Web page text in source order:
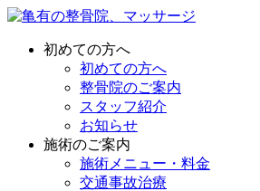
初めての方へ
初めての方へ
整骨院のご案内
スタッフ紹介
お知らせ
施術のご案内
施術メニュー・料金
交通事故治療